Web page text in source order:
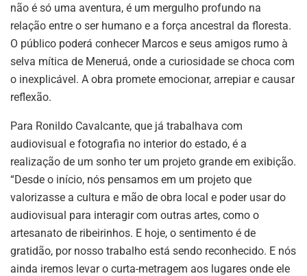
não é só uma aventura, é um mergulho profundo na
relação entre o ser humano e a força ancestral da floresta.
O público poderá conhecer Marcos e seus amigos rumo à
selva mítica de Meneruá, onde a curiosidade se choca com
o inexplicável. A obra promete emocionar, arrepiar e causar
reflexão.
Para Ronildo Cavalcante, que já trabalhava com
audiovisual e fotografia no interior do estado, é a
realização de um sonho ter um projeto grande em exibição.
“Desde o início, nós pensamos em um projeto que
valorizasse a cultura e mão de obra local e poder usar do
audiovisual para interagir com outras artes, como o
artesanato de ribeirinhos. E hoje, o sentimento é de
gratidão, por nosso trabalho está sendo reconhecido. E nós
ainda iremos levar o curta-metragem aos lugares onde ele